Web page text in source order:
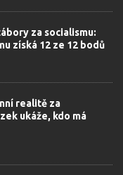
za socialismu:
získá 12 ze 12 bodů
realitě za
ukáže, kdo má